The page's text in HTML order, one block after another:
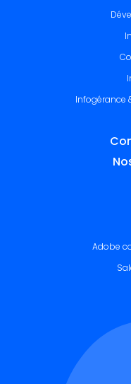
Infogérance
Adobe